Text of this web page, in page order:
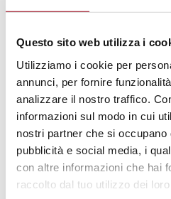
Questo sito web utilizza i
Utilizziamo i cookie per
annunci, per fornire
analizzare il nostro traffico.
informazioni sul modo in cui
nostri partner che si occupano
pubblicità e social media, i
con altre informazioni che hai
raccolto dal tuo utilizzo dei loro
Type of initiatives
Corsi di formazione
Fornitura materiali di
Geographic location
Regione del Veneto
Countries of